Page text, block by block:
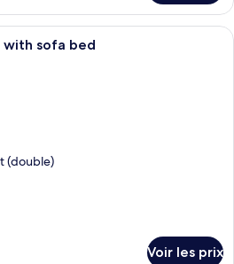
Gothia Towers Standard with sofa
with sofa bed
(double)
Voir les prix